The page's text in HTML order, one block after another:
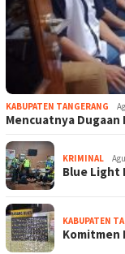
KABUPATEN TANGERANG
Mencuatnya
KRIMINAL
Blue Light
KABUPATEN
Komitmen